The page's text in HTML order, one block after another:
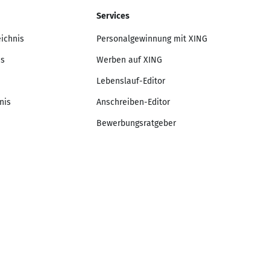
Services
Personalgewinnung mit XING
Werben auf XING
Lebenslauf-Editor
Anschreiben-Editor
Bewerbungsratgeber